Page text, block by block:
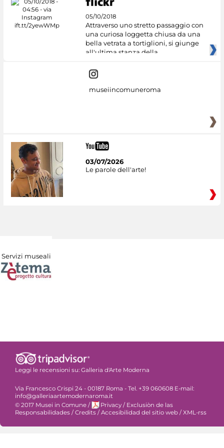
05/10/2018
Attraverso uno stretto passaggio con
una curiosa loggetta chiusa da una
bella vetrata a tortiglioni, si giunge
all'ultima stanza della
museiincomuneroma
03/07/2026
Le parole dell'arte!
Servizi museali
Leggi le recensioni su: Galleria d'Arte Moderna
Via Francesco Crispi 24 - 00187 Roma - Tel. +39 060608 E-mail:
info@galleriaartemodernaroma.it
© 2017 Musei in Comune / Privacy / Exclusiòn de las
Responsabilidades / Credits / Accesibilidad del sitio web / XML-rss